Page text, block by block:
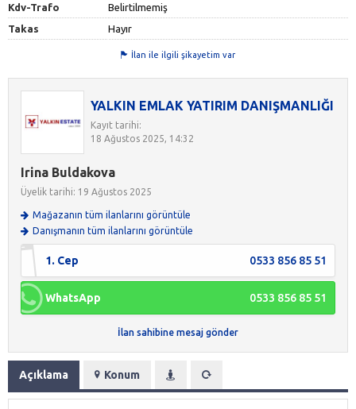
Kdv-Trafo
Belirtilmemiş
Takas
Hayır
İlan ile ilgili şikayetim var
YALKIN EMLAK YATIRIM DANIŞMANLIĞI
Kayıt tarihi:
18 Ağustos 2025, 14:32
Irina Buldakova
Üyelik tarihi: 19 Ağustos 2025
Mağazanın tüm ilanlarını görüntüle
Danışmanın tüm ilanlarını görüntüle
1. Cep 0533 856 85 51
WhatsApp 0533 856 85 51
İlan sahibine mesaj gönder
Açıklama Konum